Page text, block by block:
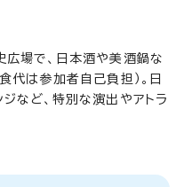
場で、日本酒や美酒鍋な
代は参加者自己負担）。日
など、特別な演出やアトラ